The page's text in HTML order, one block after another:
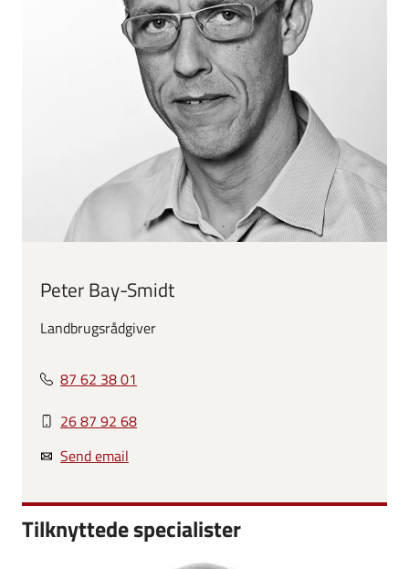
Peter Bay-Smidt
Landbrugsrådgiver
87 62 38 01
26 87 92 68
Send email
Tilknyttede specialister